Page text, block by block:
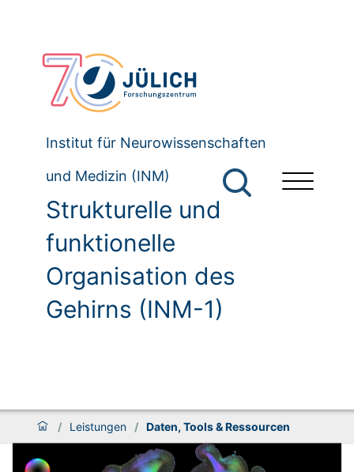
Institut für Neurowissenschaften
und Medizin (INM)
Strukturelle und
funktionelle
Organisation des
Gehirns (INM-1)
/ Leistungen / Daten, Tools & Ressourcen
Daten, Tools & Ressourcen